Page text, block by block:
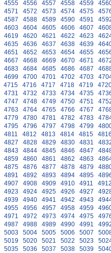
4555 4556 4557 4558 4559
4571 4572 4573 4574 4575
4587 4588 4589 4590 4591
4603 4604 4605 4606 4607
4619 4620 4621 4622 4623
4635 4636 4637 4638 4639
4651 4652 4653 4654 4655
4667 4668 4669 4670 4671
4683 4684 4685 4686 4687
4699 4700 4701 4702 4703
4715 4716 4717 4718 4719
4731 4732 4733 4734 4735
4747 4748 4749 4750 4751
4763 4764 4765 4766 4767
4779 4780 4781 4782 4783
4795 4796 4797 4798 4799
4811 4812 4813 4814 4815
4827 4828 4829 4830 4831
4843 4844 4845 4846 4847
4859 4860 4861 4862 4863
4875 4876 4877 4878 4879
4891 4892 4893 4894 4895
4907 4908 4909 4910 4911
4923 4924 4925 4926 4927
4939 4940 4941 4942 4943
4955 4956 4957 4958 4959
4971 4972 4973 4974 4975
4987 4988 4989 4990 4991
5003 5004 5005 5006 5007
5019 5020 5021 5022 5023
5035 5036 5037 5038 5039